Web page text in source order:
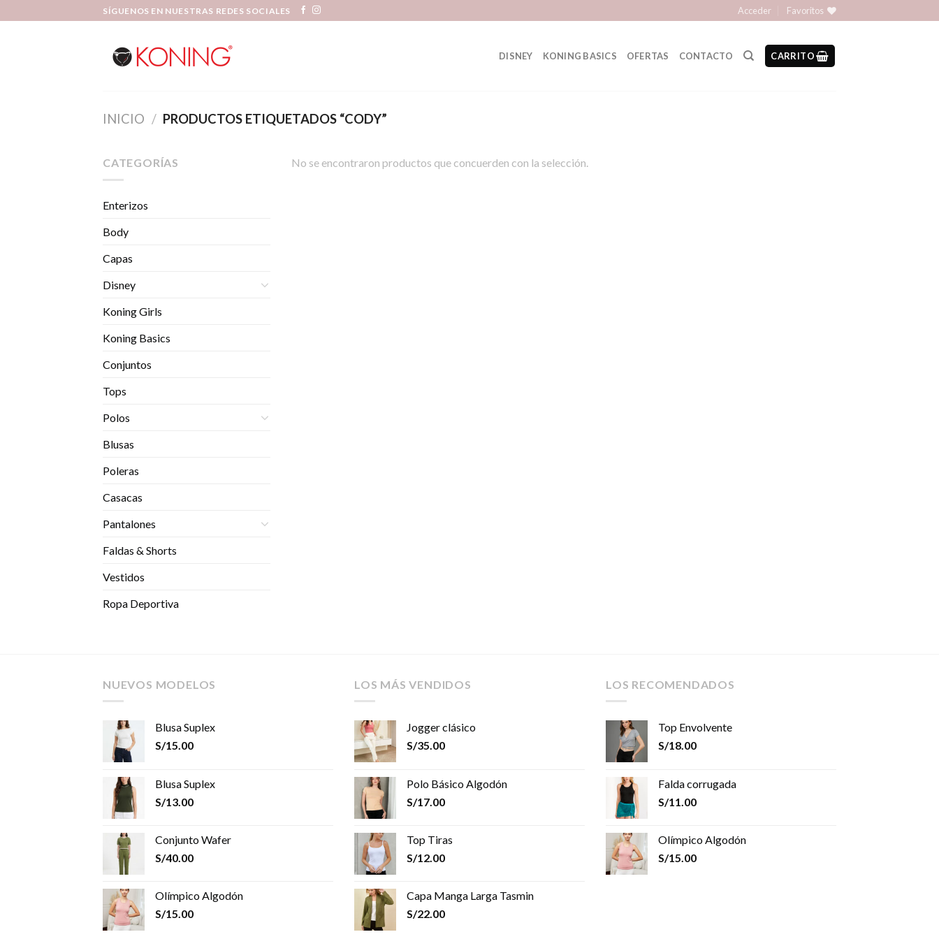
SÍGUENOS EN NUESTRAS REDES SOCIALES Acceder Favoritos
DISNEY KONING BASICS OFERTAS CONTACTO CARRITO
INICIO / PRODUCTOS ETIQUETADOS “CODY”
CATEGORÍAS
Enterizos
Body
Capas
Disney
Koning Girls
Koning Basics
Conjuntos
Tops
Polos
Blusas
Poleras
Casacas
Pantalones
Faldas & Shorts
Vestidos
Ropa Deportiva
No se encontraron productos que concuerden con la selección.
NUEVOS MODELOS
Blusa Suplex
S/15.00
Blusa Suplex
S/13.00
Conjunto Wafer
S/40.00
Olímpico Algodón
S/15.00
LOS MÁS VENDIDOS
Jogger clásico
S/35.00
Polo Básico Algodón
S/17.00
Top Tiras
S/12.00
Capa Manga Larga Tasmin
S/22.00
LOS RECOMENDADOS
Top Envolvente
S/18.00
Falda corrugada
S/11.00
Olímpico Algodón
S/15.00